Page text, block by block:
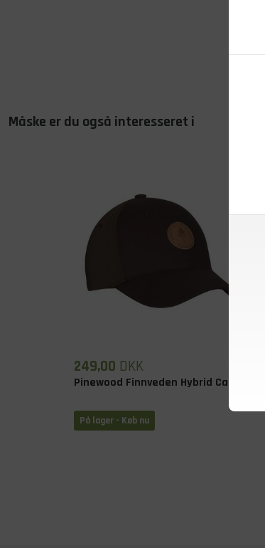
Måske er du også interesseret i
249,00 DKK
Pinewood Finnveden Hybrid Cap
På lager - Køb nu